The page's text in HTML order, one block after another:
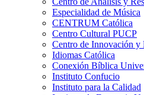
Especialidad de Música
CENTRUM Católica
Centro Cultural PUCP
Centro de Innovación y
Idiomas Católica
Conexión Bíblica
Instituto Confucio
Instituto para la Calidad